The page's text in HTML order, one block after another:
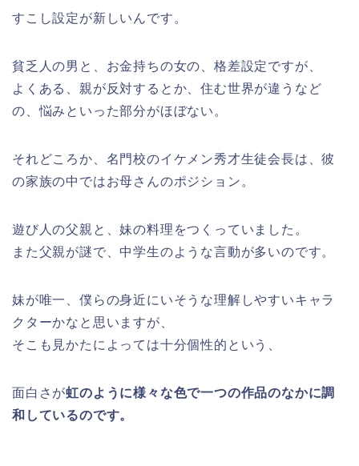
すこし設定が新しいんです。
貧乏人の男と、お金持ちの女の、格差設定ですが、
よくある、親が反対するとか、住む世界が違うなど
の、悩みといった部分がほぼない。
それどころか、名門校のイケメン秀才生徒会長は、彼
の家族の中ではお母さんのポジション。
遊び人の父親と、妹の料理をつくっていました。
また父親が謎で、中学生のような言動が多いのです。
妹が唯一、僕らの身近にいそうな理解しやすいキャラ
クターかなと思いますが、
そこも見かたによっては十分個性的という、
面白さが虹のように様々な色で一つの作品のなかに調
和しているのです。